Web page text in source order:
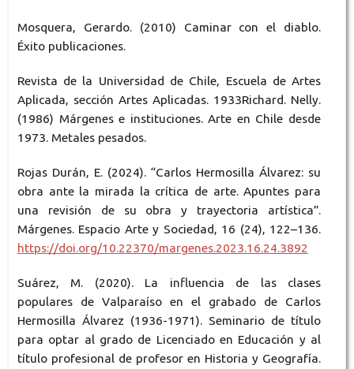
Mosquera, Gerardo. (2010) Caminar con el diablo.
Éxito publicaciones.
Revista de la Universidad de Chile, Escuela de Artes
Aplicada, sección Artes Aplicadas. 1933Richard. Nelly.
(1986) Márgenes e instituciones. Arte en Chile desde
1973. Metales pesados.
Rojas Durán, E. (2024). “Carlos Hermosilla Álvarez: su
obra ante la mirada la crítica de arte. Apuntes para
una revisión de su obra y trayectoria artística”.
Márgenes. Espacio Arte y Sociedad, 16 (24), 122–136.
https://doi.org/10.22370/margenes.2023.16.24.3892
Suárez, M. (2020). La influencia de las clases
populares de Valparaíso en el grabado de Carlos
Hermosilla Álvarez (1936-1971). Seminario de título
para optar al grado de Licenciado en Educación y al
título profesional de profesor en Historia y Geografía.